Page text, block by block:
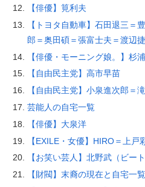
【俳優】筧利夫
【トヨタ自動車】石田退三＝
郎＝奥田碩＝張富士夫＝渡辺
【俳優・モーニング娘。】杉
【自由民主党】高市早苗
【自由民主党】小泉進次郎＝
芸能人の自宅一覧
【俳優】大泉洋
【EXILE・女優】HIRO＝上戸
【お笑い芸人】北野武（ビート
【財閥】末裔の現在と自宅一